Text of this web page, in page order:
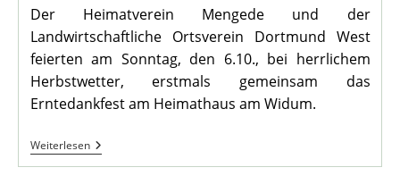
Der Heimatverein Mengede und der
Landwirtschaftliche Ortsverein Dortmund West
feierten am Sonntag, den 6.10., bei herrlichem
Herbstwetter, erstmals gemeinsam das
Erntedankfest am Heimathaus am Widum.
WeiterlesenErntedankfest